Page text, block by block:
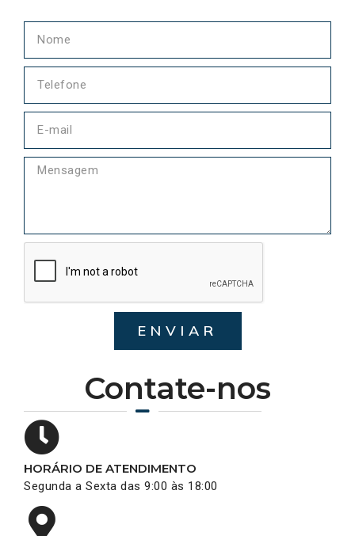
Contate-nos
HORÁRIO DE ATENDIMENTO
Segunda a Sexta das 9:00 às 18:00
ENVIAR